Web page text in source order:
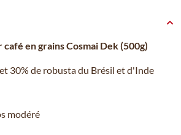
en grains Cosmai Dek (500g)
30% de robusta du Brésil et d'Inde
modéré